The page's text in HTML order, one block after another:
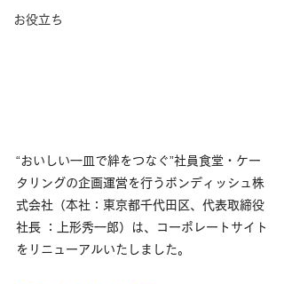
お役立ち
“おいしい一皿で絆をつなぐ”社員食堂・ケー
タリングの企画運営を行うボンディッシュ株
式会社（本社：東京都千代田区、代表取締役
社長 ：上形秀一郎）は、コーポレートサイト
をリニューアルいたしました。